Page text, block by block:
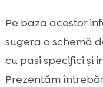
Pe baza acestor
sugera o schemă
cu pași specifici și
Prezentăm